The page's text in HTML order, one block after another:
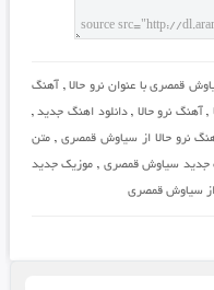
قمصری با عنوان نرو حالا, آهنگ
, آهنگ نرو حالا ,دانلود اهنگ جدید,
نرو حالا از سیاوش قمصری ,متن
جدید سیاوش قمصری , موزیک جدید
از سیاوش قمصری